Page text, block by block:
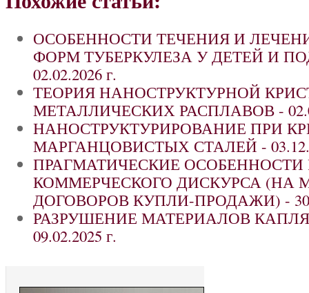
ОСОБЕННОСТИ ТЕЧЕНИЯ И
ФОРМ ТУБЕРКУЛЕЗА У ДЕТЕЙ И
02.02.2026 г.
ТЕОРИЯ НАНОСТРУКТУРНОЙ
МЕТАЛЛИЧЕСКИХ РАСПЛАВОВ -
НАНОСТРУКТУРИРОВАНИЕ ПРИ
МАРГАНЦОВИСТЫХ СТАЛЕЙ -
ПРАГМАТИЧЕСКИЕ ОСОБЕННОСТИ
КОММЕРЧЕСКОГО ДИСКУРСА (НА
ДОГОВОРОВ КУПЛИ-ПРОДАЖИ) -
РАЗРУШЕНИЕ МАТЕРИАЛОВ
09.02.2025 г.